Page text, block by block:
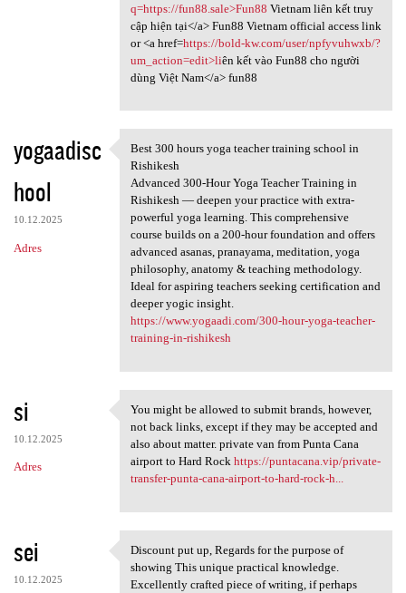
q=https://fun88.sale>Fun88 Vietnam liên kết truy
cập hiện tại</a> Fun88 Vietnam official access link
or <a href=https://bold-kw.com/user/npfyvuhwxb/?
um_action=edit>liên kết vào Fun88 cho người
dùng Việt Nam</a> fun88
yogaadisc
hool
10.12.2025
Adres
Best 300 hours yoga teacher
Best 300 hours yoga teacher training school in
Rishikesh
Advanced 300-Hour Yoga Teacher Training in
Rishikesh — deepen your practice with extra-
powerful yoga learning. This comprehensive
course builds on a 200-hour foundation and offers
advanced asanas, pranayama, meditation, yoga
philosophy, anatomy & teaching methodology.
Ideal for aspiring teachers seeking certification and
deeper yogic insight.
https://www.yogaadi.com/300-hour-yoga-teacher-
training-in-rishikesh
si
10.12.2025
Adres
You might be allowed to
You might be allowed to submit brands, however,
not back links, except if they may be accepted and
also about matter. private van from Punta Cana
airport to Hard Rock https://puntacana.vip/private-
transfer-punta-cana-airport-to-hard-rock-h...
sei
10.12.2025
Discount put up, Regards for
Discount put up, Regards for the purpose of
showing This unique practical knowledge.
Excellently crafted piece of writing, if perhaps